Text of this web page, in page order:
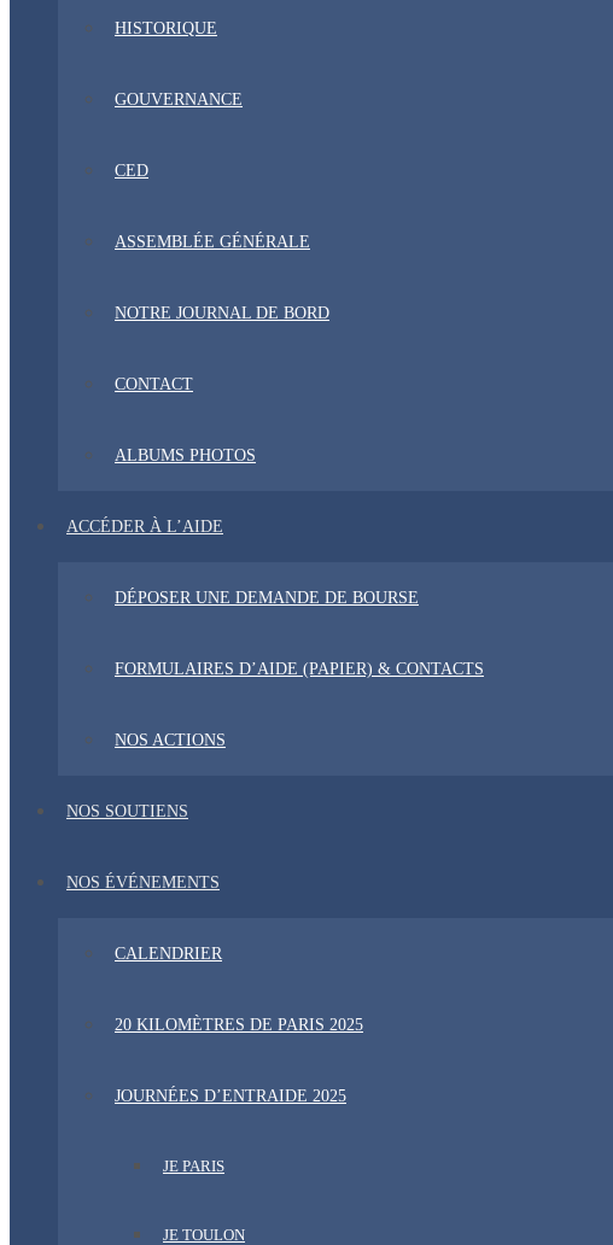
HISTORIQUE
GOUVERNANCE
CED
ASSEMBLÉE GÉNÉRALE
NOTRE JOURNAL DE BORD
CONTACT
ALBUMS PHOTOS
ACCÉDER À L’AIDE
DÉPOSER UNE DEMANDE DE BOURSE
FORMULAIRES D’AIDE (PAPIER) & CONTACTS
NOS ACTIONS
NOS SOUTIENS
NOS ÉVÉNEMENTS
CALENDRIER
20 KILOMÈTRES DE PARIS 2025
JOURNÉES D’ENTRAIDE 2025
JE PARIS
JE TOULON